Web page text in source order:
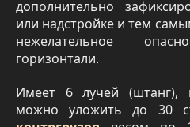
дополнительно
или надстройке и тем
нежелательное
горизонтали.
Имеет 6 лучей (штанг),
можно уложить до 30